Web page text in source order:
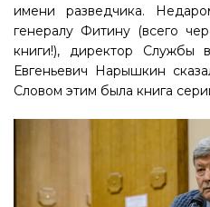
имени разведчика.
генералу Фитину (всего
книги!), директор Службы
Евгеньевич Нарышкин
Словом этим была книга